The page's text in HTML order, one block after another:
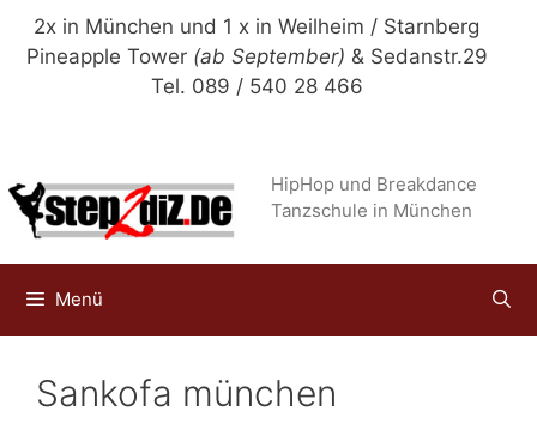
Zum
Inhalt
2x in München und 1 x in Weilheim / Starnberg
Pineapple Tower (ab September) & Sedanstr.29
Tel. 089 / 540 28 466
HipHop und Breakdance
Tanzschule in München
Menü
Sankofa münchen